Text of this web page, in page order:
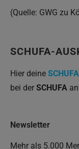
(Quelle: GWG zu
SCHUFA-
Hier deine
bei der SCHUFA
Newsletter
Mehr als 5.000